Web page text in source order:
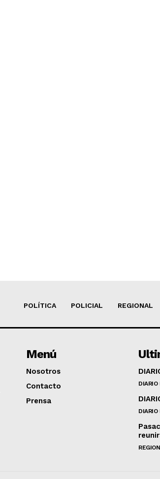
POLÍTICA POLICIAL REGIONAL
Menú
Nosotros
Contacto
Prensa
DIARIO
DIARIO